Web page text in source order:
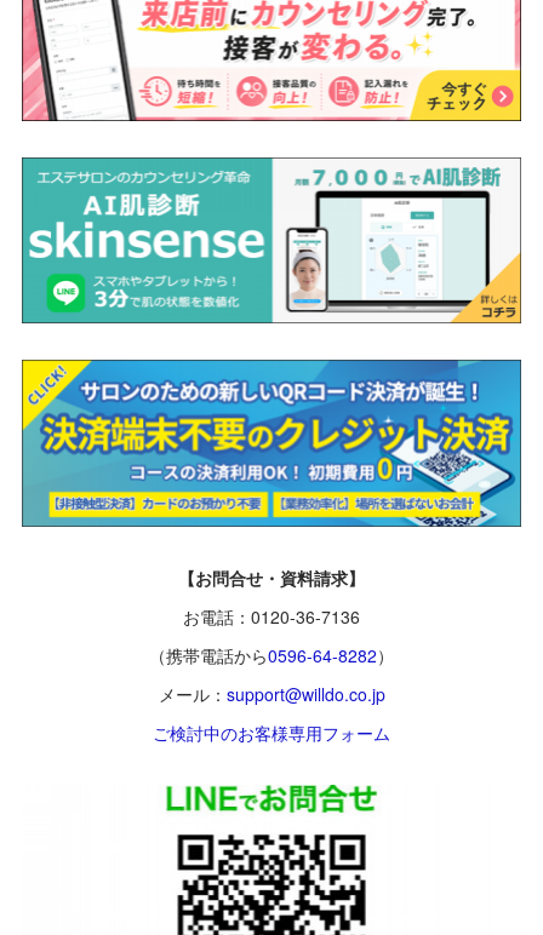
【お問合せ・資料請求】
お電話：0120-36-7136
（携帯電話から0596-64-8282）
メール： support@willdo.co.jp
ご検討中のお客様専用フォーム